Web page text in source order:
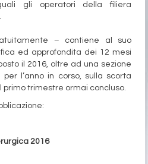
gli operatori della filiera
– contiene al suo
ed approfondita dei 12 mesi
il 2016, oltre ad una sezione
l’anno in corso, sulla scorta
primo trimestre ormai concluso.
2016